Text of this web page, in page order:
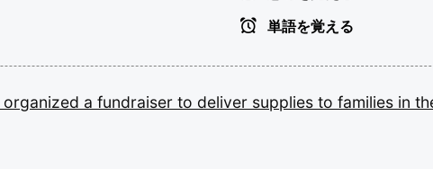
単語を覚える
organized a fundraiser to deliver supplies to families in